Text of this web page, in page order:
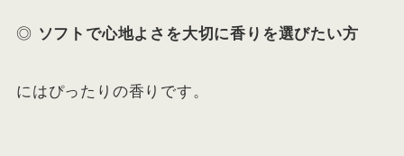
◎ ソフトで心地よさを大切に香りを選びたい方
にはぴったりの香りです。